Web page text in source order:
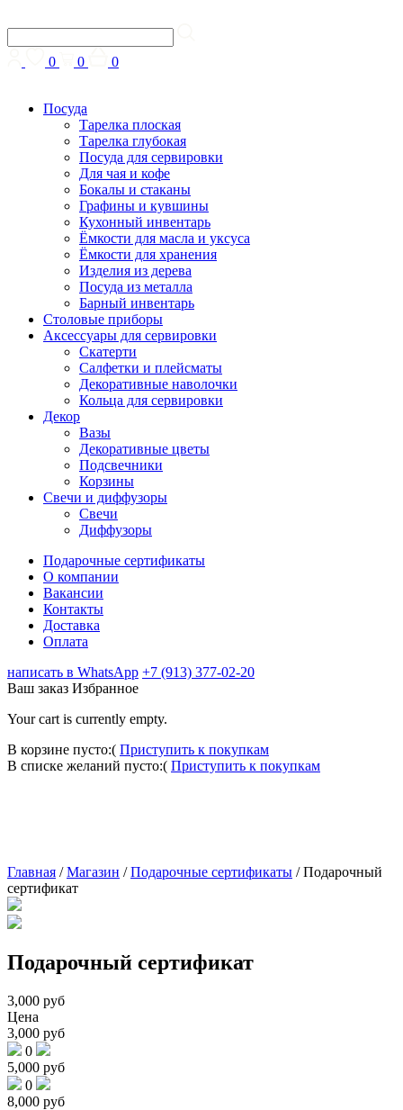
0 0 0
Посуда
Тарелка плоская
Тарелка глубокая
Посуда для сервировки
Для чая и кофе
Бокалы и стаканы
Графины и кувшины
Кухонный инвентарь
Ёмкости для масла и уксуса
Ёмкости для хранения
Изделия из дерева
Посуда из металла
Барный инвентарь
Столовые приборы
Аксессуары для сервировки
Скатерти
Cалфетки и плейсматы
Декоративные наволочки
Кольца для сервировки
Декор
Вазы
Декоративные цветы
Подсвечники
Корзины
Свечи и диффузоры
Свечи
Диффузоры
Подарочные сертификаты
О компании
Вакансии
Контакты
Доставка
Оплата
написать в WhatsApp +7 (913) 377-02-20
Ваш заказ Избранное
Your cart is currently empty.
В корзине пусто:( Приступить к покупкам
В списке желаний пусто:( Приступить к покупкам
Главная /Магазин /Подарочные сертификаты /Подарочный
сертификат
Подарочный сертификат
3,000 руб
Цена
3,000 руб
0
5,000 руб
0
8,000 руб